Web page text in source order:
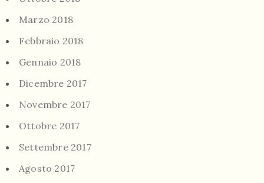
Marzo 2018
Febbraio 2018
Gennaio 2018
Dicembre 2017
Novembre 2017
Ottobre 2017
Settembre 2017
Agosto 2017